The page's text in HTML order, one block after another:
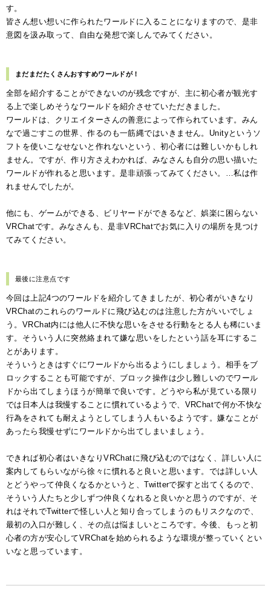
す。
皆さん想い想いに作られたワールドに入ることになりますので、是非
意図を汲み取って、自由な発想で楽しんでみてください。
まだまだたくさんおすすめワールドが！
全部を紹介することができないのが残念ですが、主に初心者が観光す
る上で楽しめそうなワールドを紹介させていただきました。
ワールドは、クリエイターさんの善意によって作られています。みん
なで過ごすこの世界、作るのも一筋縄ではいきません。Unityというソ
フトを使いこなせないと作れないという、初心者には難しいかもしれ
ません。ですが、作り方さえわかれば、みなさんも自分の思い描いた
ワールドが作れると思います。是非頑張ってみてください。…私は作
れませんでしたが。
他にも、ゲームができる、ビリヤードができるなど、娯楽に困らない
VRChatです。 みなさんも、是非VRChatでお気に入りの場所を見つけ
てみてください。
最後に注意点です
今回は上記4つのワールドを紹介してきましたが、初心者がいきなり
VRChatのこれらのワールドに飛び込むのは注意した方がいいでしょ
う。VRChat内には他人に不快な思いをさせる行動をとる人も稀にいま
す。そういう人に突然絡まれて嫌な思いをしたという話を耳にするこ
とがあります。
そういうときはすぐにワールドから出るようにしましょう。相手をブ
ロックすることも可能ですが、ブロック操作は少し難しいのでワール
ドから出てしまうほうが簡単で良いです。どうやら私が見ている限り
では日本人は我慢することに慣れているようで、VRChatで何か不快な
行為をされても耐えようとしてしまう人もいるようです。嫌なことが
あったら我慢せずにワールドから出てしまいましょう。
できれば初心者はいきなりVRChatに飛び込むのではなく、詳しい人に
案内してもらいながら徐々に慣れると良いと思います。では詳しい人
とどうやって仲良くなるかというと、Twitterで探すと出てくるので、
そういう人たちと少しずつ仲良くなれると良いかと思うのですが、そ
れはそれでTwitterで怪しい人と知り合ってしまうのもリスクなので、
最初の入口が難しく、その点は悩ましいところです。今後、もっと初
心者の方が安心してVRChatを始められるような環境が整っていくとい
いなと思っています。